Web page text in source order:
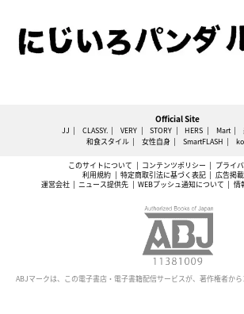
Official Site
JJ CLASSY. VERY STORY HERS Mart
和食スタイル
女性自身 SmartFLASH
このサイトについて コンテンツポリシー
プライ
利用規約
特定商取引法に基づく表記
広告掲
運営会社
ニュース提供先 WEBプッシュ通知について 情
ABJマークは、この電子書店・電子書籍配信サービスが、著作権者か